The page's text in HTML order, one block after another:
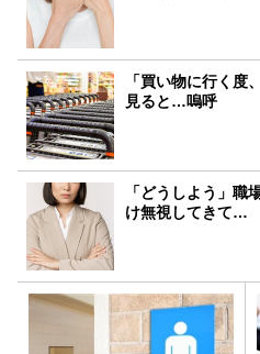
「買い物に行く度
見ると…嗚呼
「どうしよう」職
け無視してきて…